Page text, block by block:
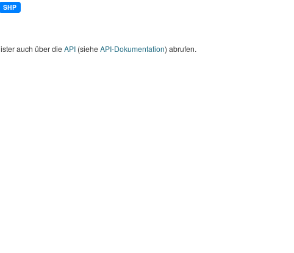
SHP
auch über dieAPI(sieheAPI-Dokumentation) abrufen.